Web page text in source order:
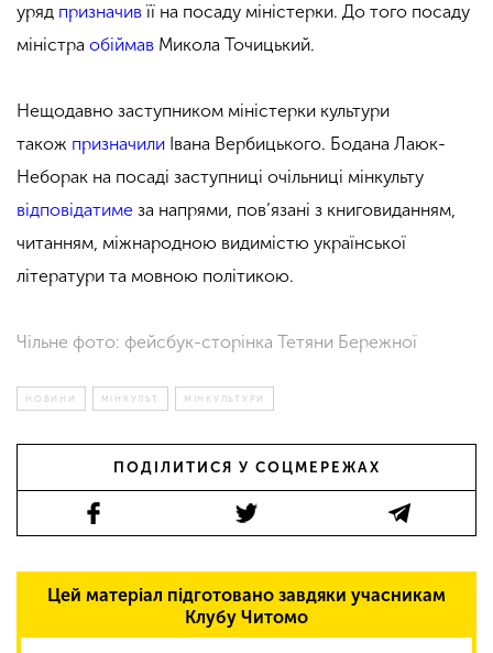
уряд призначив її на посаду міністерки. До того посаду
міністра обіймав Микола Точицький.
Нещодавно заступником міністерки культури
також призначили Івана Вербицького. Бодана Лаюк-
Неборак на посаді заступниці очільниці мінкульту
відповідатиме за напрями, пов’язані з книговиданням,
читанням, міжнародною видимістю української
літератури та мовною політикою.
Чільне фото: фейсбук-сторінка Тетяни Бережної
НОВИНИ МІНКУЛЬТ МІНКУЛЬТУРИ
ПОДІЛИТИСЯ У СОЦМЕРЕЖАХ
Цей матеріал підготовано завдяки учасникам
Клубу Читомо